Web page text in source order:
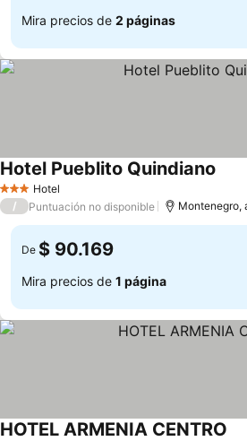
Mira precios de 2 páginas
3 Estrellas
Hotel
Hotel Pueblito Quindiano
/ Puntuación no disponible Montenegro,
De $ 90.169
Mira precios de 1 página
HOTEL ARMENIA CENTRO